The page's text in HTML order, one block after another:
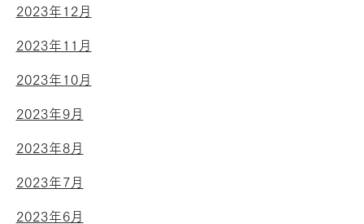
2023年12月
2023年11月
2023年10月
2023年9月
2023年8月
2023年7月
2023年6月